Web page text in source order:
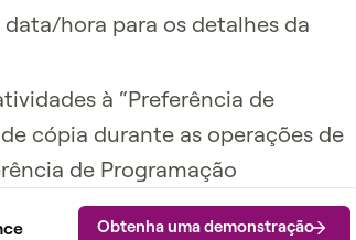
hora para os detalhes da
à “Preferência de
cópia durante as operações de
de Programação
Obtenha uma demonstração